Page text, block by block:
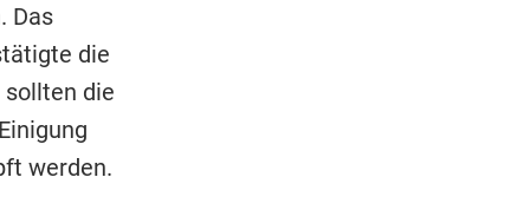
Das
die
sollten die
werden.